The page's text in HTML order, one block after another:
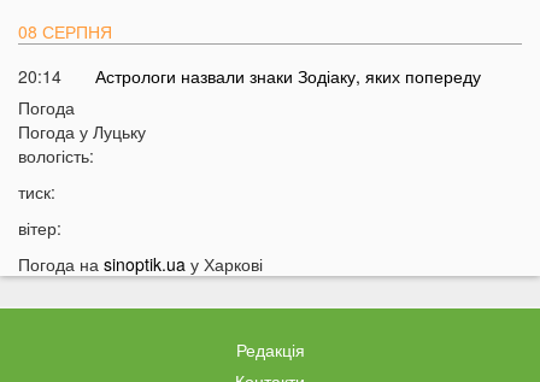
08 СЕРПНЯ
20:14
Астрологи назвали знаки Зодіаку, яких попереду
19:42
Українки масово відмовляються від консервації
18:41
18:12
Українці можуть масово втратити бронювання від
У Луцьку на Ковельській зіткнулися два авто:
Погода
Погода у Луцьку
вологість:
тиск:
вітер:
Погода на sinoptik.ua у Харкові
Редакція